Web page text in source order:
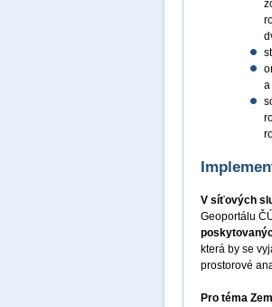
a
V síťových
Geoportálu
která by se
prostorové
Pro téma